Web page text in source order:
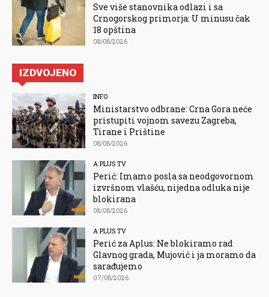
Sve više stanovnika odlazi i sa
Crnogorskog primorja: U minusu čak
18 opština
08/08/2026
IZDVOJENO
INFO
Ministarstvo odbrane: Crna Gora neće
pristupiti vojnom savezu Zagreba,
Tirane i Prištine
08/08/2026
A PLUS TV
Perić: Imamo posla sa neodgovornom
izvršnom vlašću, nijedna odluka nije
blokirana
08/08/2026
A PLUS TV
Perić za Aplus: Ne blokiramo rad
Glavnog grada, Mujović i ja moramo da
sarađujemo
07/08/2026